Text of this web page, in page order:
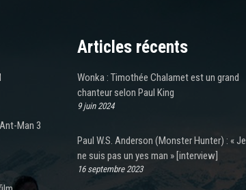
Man 3
Articles récents
Wonka : Timothée Chalamet est un grand
chanteur selon Paul King
9 juin 2024
Paul W.S. Anderson (Monster Hunter) : « Je
ne suis pas un yes man » [interview]
16 septembre 2023